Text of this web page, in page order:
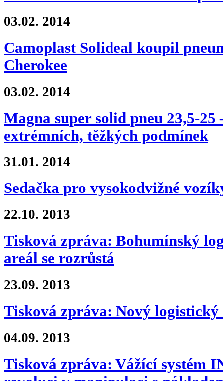
03.02. 2014
Camoplast Solideal koupil
Cherokee
03.02. 2014
Magna super solid pneu 23,5-25
extrémních, těžkých podmínek
31.01. 2014
Sedačka pro vysokodvižné
22.10. 2013
Tisková zpráva: Bohumínský
areál se rozrůstá
23.09. 2013
Tisková zpráva: Nový logistický
04.09. 2013
Tisková zpráva: Vážící systém